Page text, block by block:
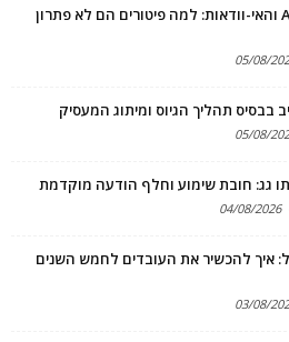
שימור עובדים בעידן ה-AI והאי-וודאות: למה פיטורים הם לא פתרון
05/08/
05/08/
גג: חובת שימוע וחלף הודעה מוקדמת
04/08/2026
איך להכשיר את העובדים לחמש השנים
03/08/